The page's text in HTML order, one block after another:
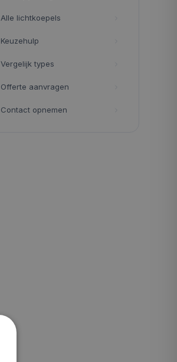
Alle lichtkoepels
Keuzehulp
Vergelijk types
Offerte aanvragen
Contact opnemen